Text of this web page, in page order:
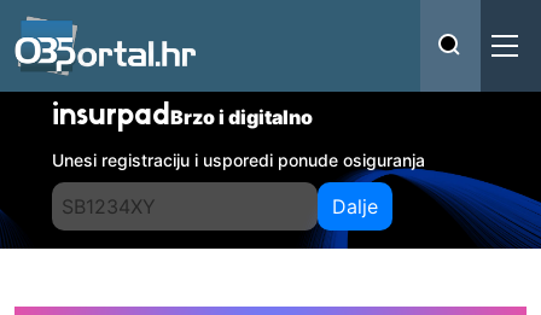
insurpadBrzo i digitalno
Unesi registraciju i usporedi ponude osiguranja
Dalje